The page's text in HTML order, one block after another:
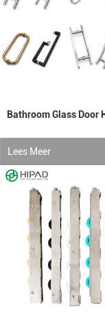
Bathroom Glass Door
Lees Meer